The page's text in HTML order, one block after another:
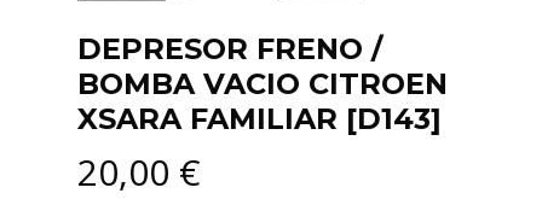
DEPRESOR FRENO /
BOMBA VACIO CITROEN
XSARA FAMILIAR [D143]
20,00 €